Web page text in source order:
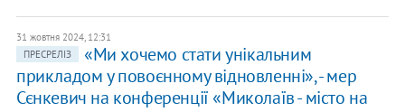
31 жовтня 2024, 12:31
ПРЕСРЕЛІЗ
«Ми хочемо стати унікальним
прикладом у повоєнному відновленні», - мер
Сєнкевич на конференції «Миколаїв - місто на